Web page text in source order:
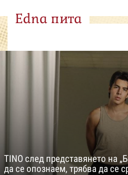
Edna пита
TINO след представянето на
да се опознаем, трябва да се